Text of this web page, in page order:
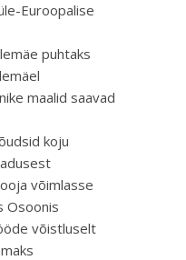
Euroopalise
puhtaks
maalid saavad
koju
võimlasse
Osoonis
võistluselt